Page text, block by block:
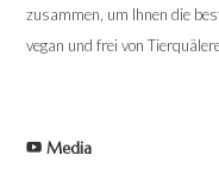
zusammen, um Ihnen die
vegan und frei von
Media